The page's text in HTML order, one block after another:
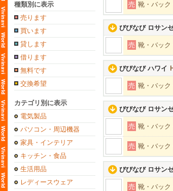
種類別に表示
売ります
買います
貸します
借ります
無料です
交換希望
カテゴリ別に表示
電気製品
パソコン・周辺機器
家具・インテリア
キッチン・食品
生活用品
レディースウェア
売 靴・バック
びびなび ロサン
売 靴・バック
びびなび ハワイ
売 靴・バック
びびなび ロサン
売 靴・バック
売 靴・バック
びびなび ロサン
売 靴・バック